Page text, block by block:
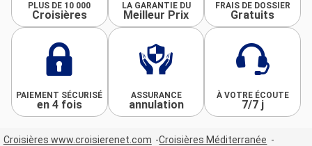
PLUS DE 10 000
Croisières
LA GARANTIE DU
Meilleur Prix
FRAIS DE DOSSIER
Gratuits
PAIEMENT SÉCURISÉ
en 4 fois
ASSURANCE
annulation
À VOTRE ÉCOUTE
7/7 j
Croisières www.croisierenet.com
Croisières Méditerranée